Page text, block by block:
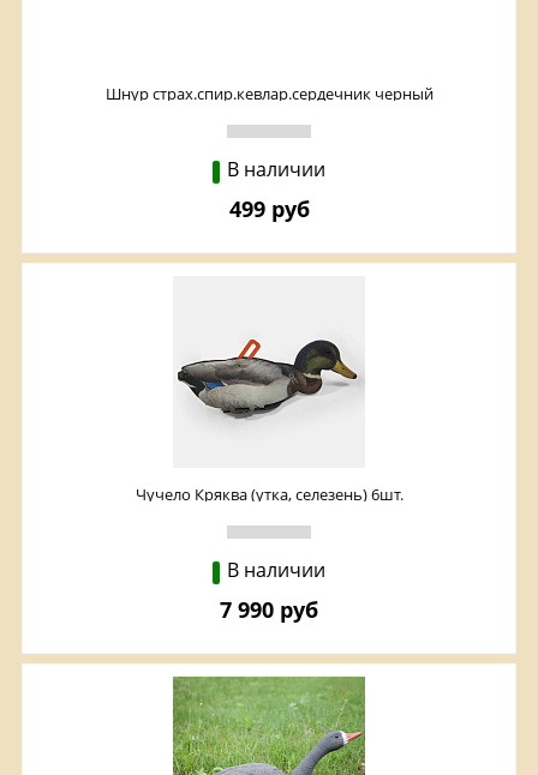
Шнур страх.спир.кевлар.сердечник черный
В наличии
499 руб
Чучело Кряква (утка, селезень) 6шт.
В наличии
7 990 руб